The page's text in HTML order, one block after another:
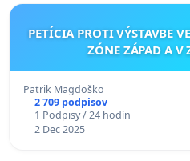
PETÍCIA PROTI VÝSTAVBE VETERNÝCH ELEKTRÁRNÍ V
ZÓNE ZÁPAD A V
Patrik Magdoško
2 709 podpisov
1 Podpisy / 24 hodín
2 Dec 2025